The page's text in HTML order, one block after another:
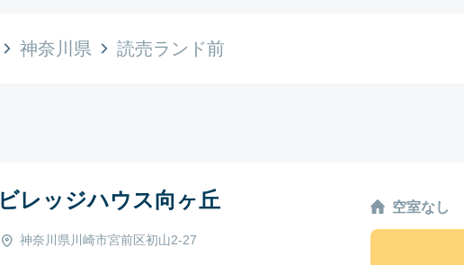
神奈川県 読売ランド前
ビレッジハウス向ヶ丘
神奈川県川崎市宮前区初山2-27
空室なし